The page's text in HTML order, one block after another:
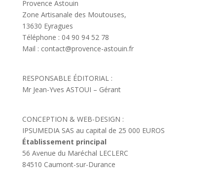
Provence Astouin
Zone Artisanale des Moutouses,
13630 Eyragues
Téléphone : 04 90 94 52 78
Mail : contact@provence-astouin.fr
RESPONSABLE ÉDITORIAL :
Mr Jean-Yves ASTOUI – Gérant
CONCEPTION & WEB-DESIGN :
IPSUMEDIA SAS au capital de 25 000 EUROS
Établissement principal
56 Avenue du Maréchal LECLERC
84510 Caumont-sur-Durance